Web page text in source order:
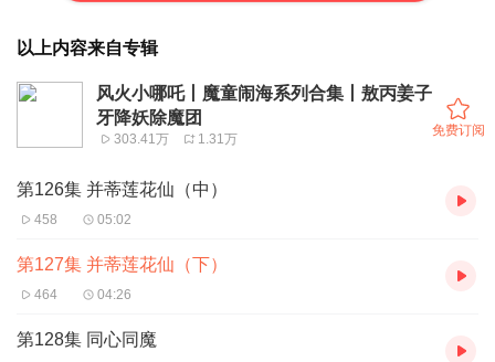
以上内容来自专辑
风火小哪吒丨魔童闹海系列合集丨敖丙姜子
牙降妖除魔团
303.41万 1.31万
免费订阅
第126集 并蒂莲花仙（中）
458 05:02
第127集 并蒂莲花仙（下）
464 04:26
第128集 同心同魔